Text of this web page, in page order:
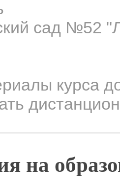
сад №52
курса
на